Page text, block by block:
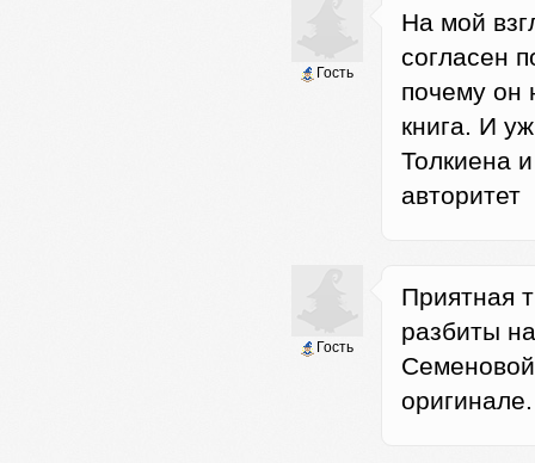
Гость
На мой
согласен
почему он
книга. И
Толкиена
авторитет
Гость
Приятная
разбиты